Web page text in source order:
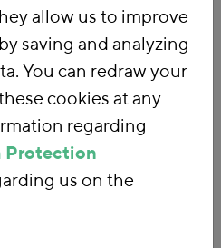
allow us to improve
saving and analyzing
You can redraw your
cookies at any
regarding
Protection
us on the